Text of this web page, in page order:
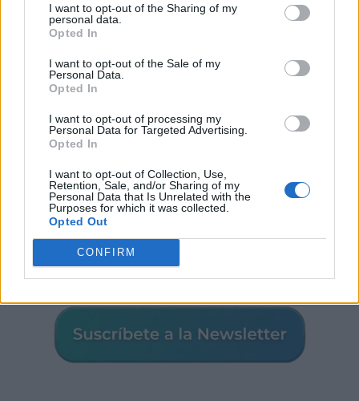
I want to opt-out of the Sharing of my
personal data.
Opted In
I want to opt-out of the Sale of my
Personal Data.
Opted In
I want to opt-out of processing my
Personal Data for Targeted Advertising.
Opted In
I want to opt-out of Collection, Use,
Retention, Sale, and/or Sharing of my
Personal Data that Is Unrelated with the
Purposes for which it was collected.
Opted Out
CONFIRM